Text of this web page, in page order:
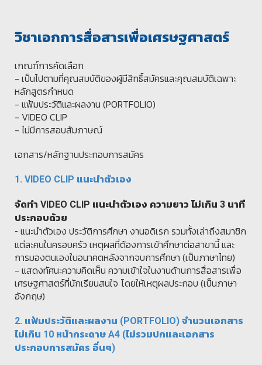
วิชาเอกการสื่อสารเพื่อเศรษฐศาสตร์
เกณฑ์การคัดเลือก
- เป็นไปตามที่คุณสมบัติของผู้มีสิทธิ์สมัครและคุณสมบัติเฉพาะ
หลักสูตรกำหนด
- แฟ้มประวัติและผลงาน (PORTFOLIO)
- VIDEO CLIP
- ไม่มีการสอบสัมภาษณ์
เอกสาร/หลักฐานประกอบการสมัคร
1. VIDEO CLIP แนะนำตัวเอง
จัดทำ VIDEO CLIP แนะนำตัวเอง ความยาว ไม่เกิน 3 นาที
ประกอบด้วย
- แนะนำตัวเอง ประวัติการศึกษา งานอดิเรก รวมทั้งเล่าถึงสมาชิก
แต่ละคนในครอบครัว เหตุผลที่ต้องการเข้าศึกษาต่อสาขานี้ และ
การมองตนเองในอนาคตหลังจากจบการศึกษา (เป็นภาษาไทย)
- แสดงทัศนะความคิดเห็น ความเข้าใจในงานด้านการสื่อสารเพื่อ
เศรษฐศาสตร์ที่นักเรียนสนใจ โดยให้เหตุผลประกอบ (เป็นภาษา
อังกฤษ)
2. แฟ้มประวัติและผลงาน (PORTFOLIO) จำนวนเอกสาร
ไม่เกิน 10 หน้ากระดาษ A4 (ไม่รวมปกและเอกสาร
ประกอบการสมัคร อื่นๆ)